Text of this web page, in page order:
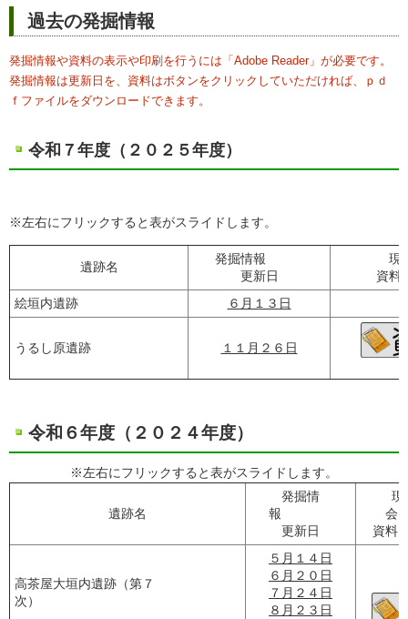
過去の発掘情報
発掘情報や資料の表示や印刷を行うには「Adobe Reader」が必要です。
発掘情報は更新日を、資料はボタンをクリックしていただければ、ｐｄ
ｆファイルをダウンロードできます。
令和７年度（２０２５年度）
※左右にフリックすると表がスライドします。
遺跡名
発掘情報
更新日
現
資料
絵垣内遺跡
６月１３日
うるし原遺跡 １１月２６日
令和６年度（２０２４年度）
※左右にフリックすると表がスライドします。
遺跡名
発掘情
報
更新日
現
資料
高茶屋大垣内遺跡（第７
次）
５月１４日
６月２０日
７月２４日
８月２３日